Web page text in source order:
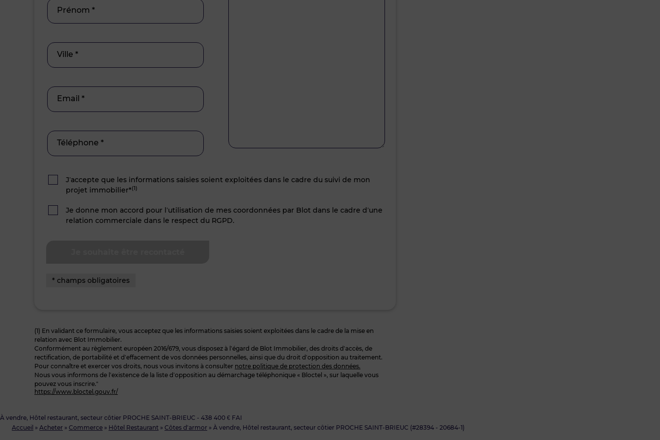
Accueil » Acheter » Commerce » Hôtel Restaurant » Côtes d'armor » À vendre, Hôtel restaurant, secteur côtier PROCHE SAINT-BRIEUC (#28394 - 20684-1)
À vendre, Hôtel restaurant, secteur côtier PROCHE SAINT-BRIEUC - 438 400 € FAI
Prénom *
Ville *
Email *
Téléphone *
J’accepte que les informations saisies soient exploitées dans le cadre du suivi de mon
projet immobilier*(1)
Je donne mon accord pour l’utilisation de mes coordonnées par Blot dans le cadre d’une
relation commerciale dans le respect du RGPD.
* champs obligatoires
(1) En validant ce formulaire, vous acceptez que les informations saisies soient exploitées dans le cadre de la mise en
relation avec Blot Immobilier.
Conformément au règlement européen 2016/679, vous disposez à l’égard de Blot Immobilier, des droits d’accès, de
rectification, de portabilité et d’effacement de vos données personnelles, ainsi que du droit d’opposition au traitement.
Pour connaître et exercer vos droits, nous vous invitons à consulter notre politique de protection des données.
Nous vous informons de l’existence de la liste d’opposition au démarchage téléphonique « Bloctel », sur laquelle vous
pouvez vous inscrire.“
https://www.bloctel.gouv.fr/